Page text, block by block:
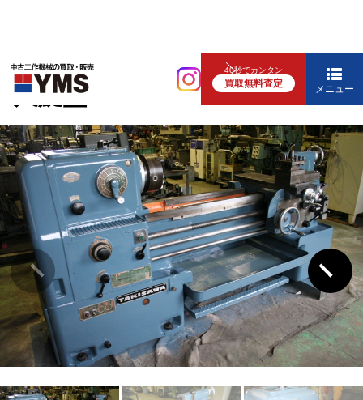
40秒でカンタン
買取無料査定 メニュー
汎用旋盤
7尺旋盤